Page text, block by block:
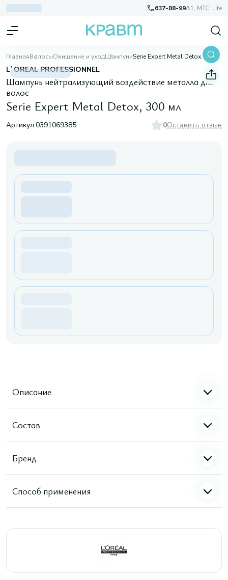
637-88-99A1, МТС, Life
ГлавнаяВолосыОчищение и уходШампуни Serie Expert Мetal Detox, 300 мл
L`OREAL PROFESSIONNEL
Шампунь нейтрализующий воздействие металла для
волос
Serie Expert Мetal Detox, 300 мл
Артикул:0391069385 0Оставить отзыв
Описание
Состав
Бренд
Способ применения